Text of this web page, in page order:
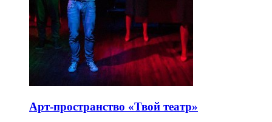
Арт-пространство «Твой театр»